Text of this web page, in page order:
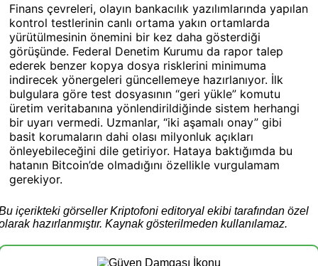
Finans çevreleri, olayın bankacılık yazılımlarında yapılan
kontrol testlerinin canlı ortama yakın ortamlarda
yürütülmesinin önemini bir kez daha gösterdiği
görüşünde. Federal Denetim Kurumu da rapor talep
ederek benzer kopya dosya risklerini minimuma
indirecek yönergeleri güncellemeye hazırlanıyor. İlk
bulgulara göre test dosyasının “geri yükle” komutu
üretim veritabanına yönlendirildiğinde sistem herhangi
bir uyarı vermedi. Uzmanlar, “iki aşamalı onay” gibi
basit korumaların dahi olası milyonluk açıkları
önleyebileceğini dile getiriyor. Hataya baktığımda bu
hatanın Bitcoin’de olmadığını özellikle vurgulamam
gerekiyor.
içerikteki görseller Kriptofoni editoryal ekibi tarafından özel
hazırlanmıştır. Kaynak gösterilmeden kullanılamaz.